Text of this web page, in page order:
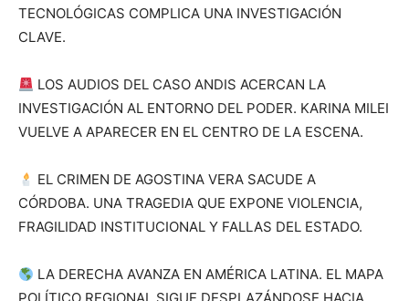
TECNOLÓGICAS COMPLICA UNA INVESTIGACIÓN
CLAVE.
LOS AUDIOS DEL CASO ANDIS ACERCAN LA
INVESTIGACIÓN AL ENTORNO DEL PODER. KARINA MILEI
VUELVE A APARECER EN EL CENTRO DE LA ESCENA.
EL CRIMEN DE AGOSTINA VERA SACUDE A
CÓRDOBA. UNA TRAGEDIA QUE EXPONE VIOLENCIA,
FRAGILIDAD INSTITUCIONAL Y FALLAS DEL ESTADO.
LA DERECHA AVANZA EN AMÉRICA LATINA. EL MAPA